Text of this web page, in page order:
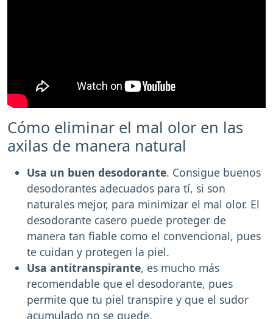
Cómo eliminar el mal olor en las
axilas de manera natural
Usa un buen desodorante. Consigue buenos
desodorantes adecuados para tí, si son
naturales mejor, para minimizar el mal olor. El
desodorante casero puede proteger de
manera tan fiable como el convencional, pues
te cuidan y protegen la piel.
Usa antitranspirante, es mucho más
recomendable que el desodorante, pues
permite que tu piel transpire y que el sudor
acumulado no se quede.